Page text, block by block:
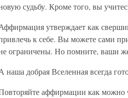
судьбу. Кроме того, вы
утверждает как
к себе. Вы можете сами
ограничены. Но помните, ваши
наша добрая Вселенная всегда
аффирмации как можно